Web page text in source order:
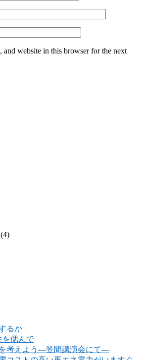
and website in this browser for the next
(4)
るか
を偲んで
考えよう―笠間講演会にて―